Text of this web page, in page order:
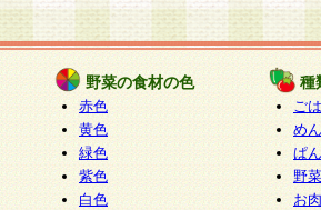
野菜の食材の色
赤色
黄色
緑色
紫色
白色
種
ご
めん
ぱん
野
お